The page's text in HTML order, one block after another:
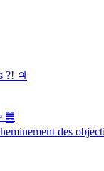
?! ♃
䷰
des